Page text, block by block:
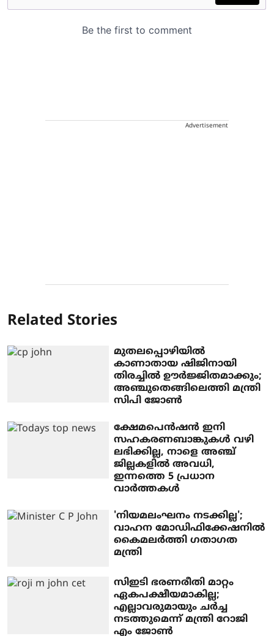
Advertisement
Related Stories
മുതലപ്പൊഴിയില്‍
കാണാതായ ഷിജിനായി
തിരച്ചില്‍ ഊര്‍ജ്ജിതമാക്കും;
അഞ്ചുതെങ്ങിലെത്തി മന്ത്രി
സിപി ജോണ്‍
ക്ഷേമപെന്‍ഷന്‍ ഇനി
സഹകരണബാങ്കുകള്‍ വഴി
ലഭിക്കില്ല, നാളെ അഞ്ച്
ജില്ലകളില്‍ അവധി,
ഇന്നത്തെ 5 പ്രധാന
വാര്‍ത്തകള്‍
'നിയമലംഘനം നടക്കില്ല';
വാഹന മോഡിഫിക്കേഷനിൽ
കൈമലർത്തി ഗതാഗത
മന്ത്രി
സിഇടി ഭരണരീതി മാറ്റം
ഏകപക്ഷീയമാകില്ല;
എല്ലാവരുമായും ചര്‍ച്ച
നടത്തുമെന്ന് മന്ത്രി റോജി
എം ജോണ്‍